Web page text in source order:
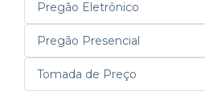
Pregão Eletrônico
Pregão Presencial
Tomada de Preço